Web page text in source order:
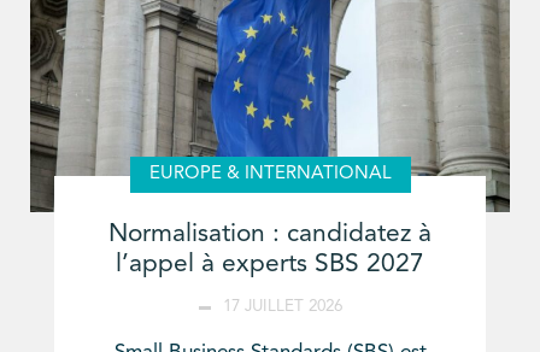
EUROPE & INTERNATIONAL
Normalisation : candidatez à
l’appel à experts SBS 2027
17 JUILLET 2026